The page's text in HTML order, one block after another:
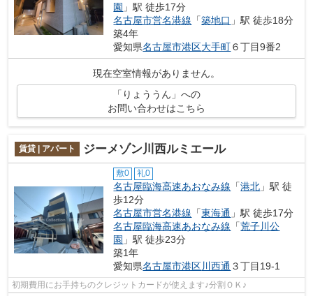
園 」駅 徒歩17分
名古屋市営名港線 「築地口 」駅 徒歩18分
築4年
愛知県名古屋市港区大手町６丁目9番2
現在空室情報がありません。
「りょううん」への
お問い合わせはこちら
賃貸 | アパート ジーメゾン川西ルミエール
敷0 礼0
名古屋臨海高速あおなみ線 「港北 」駅 徒
歩12分
名古屋市営名港線 「東海通 」駅 徒歩17分
名古屋臨海高速あおなみ線 「荒子川公
園 」駅 徒歩23分
築1年
愛知県名古屋市港区川西通 ３丁目19-1
初期費用にお手持ちのクレジットカードが使えます♪分割ＯＫ♪